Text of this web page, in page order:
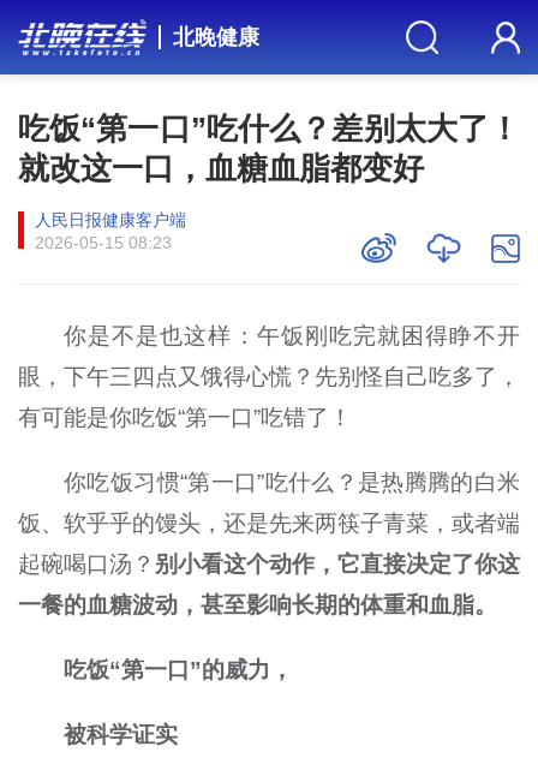
北晚健康
吃饭“第一口”吃什么？差别太大了！
就改这一口，血糖血脂都变好
人民日报健康客户端
2026-05-15 08:23
你是不是也这样：午饭刚吃完就困得睁不开
眼，下午三四点又饿得心慌？先别怪自己吃多了，
有可能是你吃饭“第一口”吃错了！
你吃饭习惯“第一口”吃什么？是热腾腾的白米
饭、软乎乎的馒头，还是先来两筷子青菜，或者端
起碗喝口汤？ 别小看这个动作，它直接决定了你这
一餐的血糖波动，甚至影响长期的体重和血脂。
吃饭“第一口”的威力，
被科学证实